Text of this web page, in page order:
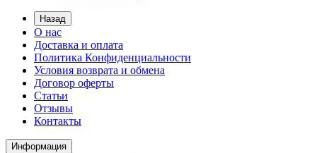
Назад
О нас
Доставка и оплата
Политика Конфиденциальности
Условия возврата и обмена
Договор оферты
Статьи
Отзывы
Контакты
Информация